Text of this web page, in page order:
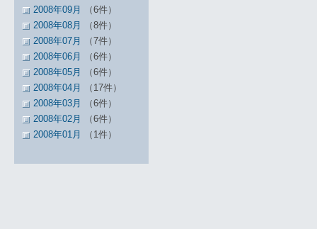
2008年09月
（6件）
2008年08月
（8件）
2008年07月
（7件）
2008年06月
（6件）
2008年05月
（6件）
2008年04月
（17件）
2008年03月
（6件）
2008年02月
（6件）
2008年01月
（1件）